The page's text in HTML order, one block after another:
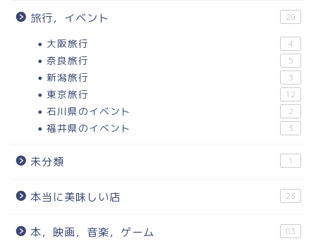
旅行，イベント 29
大阪旅行 4
奈良旅行 5
新潟旅行 3
東京旅行 12
石川県のイベント 2
福井県のイベント 3
未分類 1
本当に美味しい店 23
本，映画，音楽，ゲーム 83